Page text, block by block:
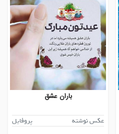
باران عشق
عکس نوشته
پروفایل